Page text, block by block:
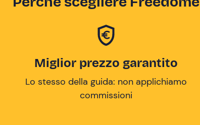
Miglior prezzo garantito
Lo stesso della guida: non applichiamo
commissioni